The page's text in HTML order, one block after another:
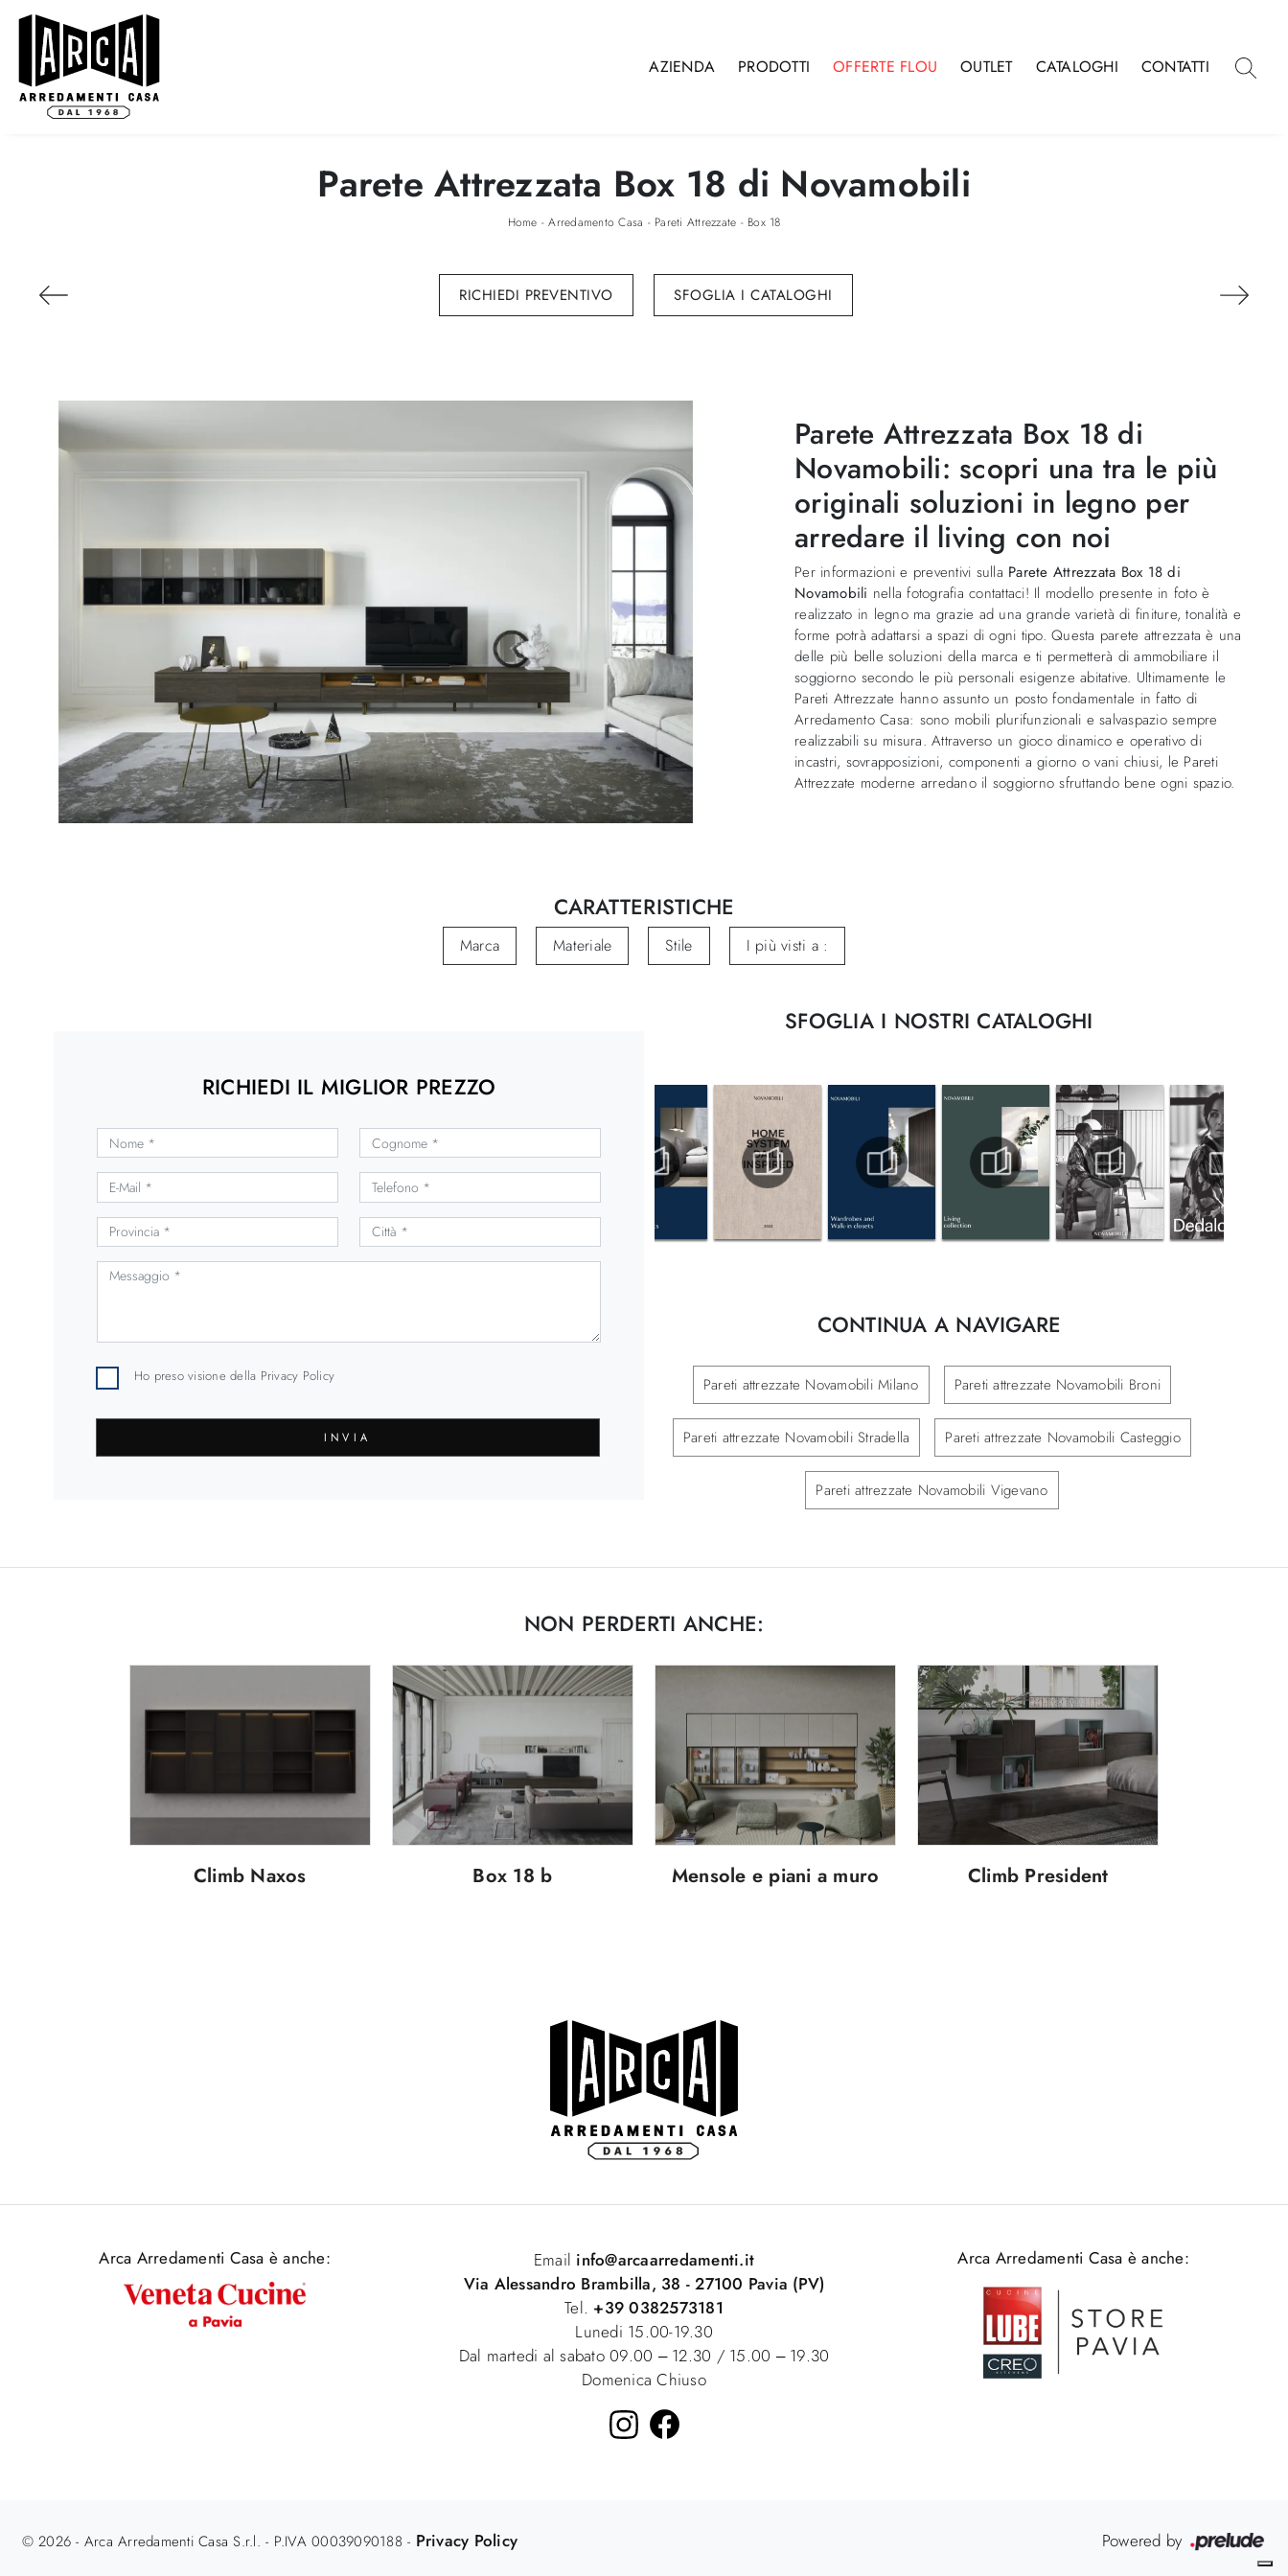
AZIENDA PRODOTTI OFFERTE FLOU OUTLET CATALOGHI CONTATTI
Parete Attrezzata Box 18 di Novamobili
Home -Arredamento Casa - Pareti Attrezzate - Box 18
RICHIEDI PREVENTIVO SFOGLIA I CATALOGHI
Parete Attrezzata Box 18 di
Novamobili: scopri una tra le più
originali soluzioni in legno per
arredare il living con noi
Per informazioni e preventivi sulla Parete Attrezzata Box 18 di
Novamobili nella fotografia contattaci! Il modello presente in foto è
realizzato in legno ma grazie ad una grande varietà di finiture, tonalità e
forme potrà adattarsi a spazi di ogni tipo. Questa parete attrezzata è una
delle più belle soluzioni della marca e ti permetterà di ammobiliare il
soggiorno secondo le più personali esigenze abitative. Ultimamente le
Pareti Attrezzate hanno assunto un posto fondamentale in fatto di
Arredamento Casa: sono mobili plurifunzionali e salvaspazio sempre
realizzabili su misura. Attraverso un gioco dinamico e operativo di
incastri, sovrapposizioni, componenti a giorno o vani chiusi, le Pareti
Attrezzate moderne arredano il soggiorno sfruttando bene ogni spazio.
CARATTERISTICHE
Marca Materiale Stile I più visti a :
RICHIEDI IL MIGLIOR PREZZO
Ho preso visione della Privacy Policy
INVIA
SFOGLIA I NOSTRI CATALOGHI
CONTINUA A NAVIGARE
Pareti attrezzate Novamobili Milano Pareti attrezzate Novamobili Broni
Pareti attrezzate Novamobili Stradella Pareti attrezzate Novamobili Casteggio
Pareti attrezzate Novamobili Vigevano
NON PERDERTI ANCHE:
Climb Naxos Box 18 b Mensole e piani a muro Climb President
Arca Arredamenti Casa è anche: Email info@arcaarredamenti.it
Via Alessandro Brambilla, 38 - 27100 Pavia (PV)
Tel. +39 0382573181
Lunedi 15.00-19.30
Dal martedi al sabato 09.00 – 12.30 / 15.00 – 19.30
Domenica Chiuso
Arca Arredamenti Casa è anche:
© 2026 - Arca Arredamenti Casa S.r.l. - P.IVA 00039090188 - Privacy Policy Powered by